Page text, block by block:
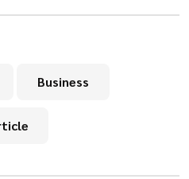
Business